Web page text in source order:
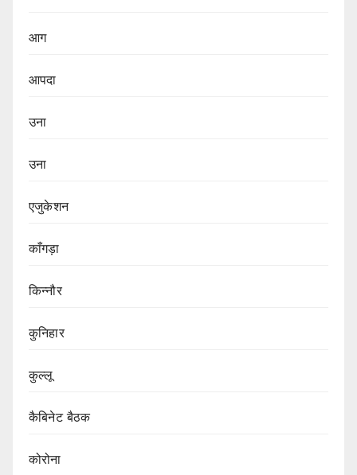
आग
आपदा
उना
उना
एजुकेशन
काँगड़ा
किन्नौर
कुनिहार
कुल्लू
कैबिनेट बैठक
कोरोना